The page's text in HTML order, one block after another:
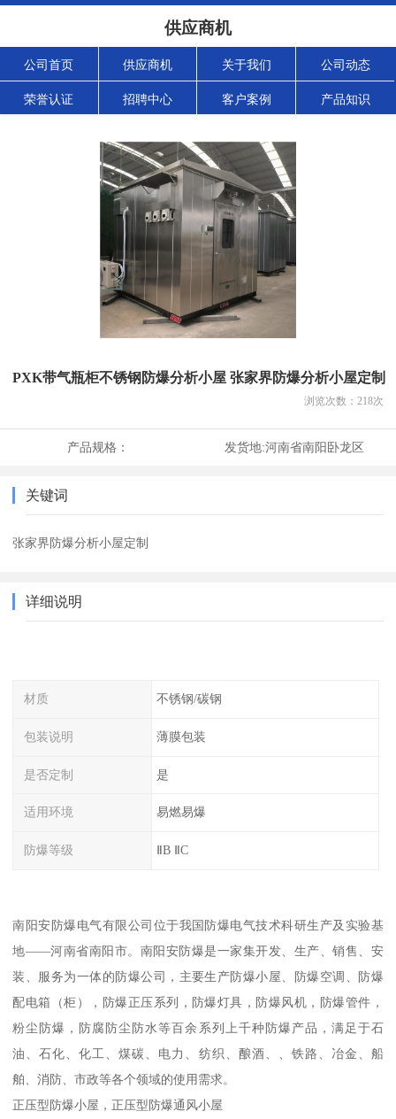
供应商机
公司首页 供应商机 关于我们 公司动态
荣誉认证 招聘中心 客户案例 产品知识
PXK带气瓶柜不锈钢防爆分析小屋 张家界防爆分析小屋定制
浏览次数： 218次
产品规格： 发货地:河南省南阳卧龙区
关键词
张家界防爆分析小屋定制
详细说明
材质 不锈钢/碳钢
包装说明 薄膜包装
是否定制 是
适用环境 易燃易爆
防爆等级 ⅡB ⅡC
南阳安防爆电气有限公司位于我国防爆电气技术科研生产及实验基
地——河南省南阳市。南阳安防爆是一家集开发、生产、销售、安
装、服务为一体的防爆公司，主要生产防爆小屋、防爆空调、防爆
配电箱（柜），防爆正压系列，防爆灯具，防爆风机，防爆管件，
粉尘防爆，防腐防尘防水等百余系列上千种防爆产品，满足于石
油、石化、化工、煤碳、电力、纺织、酿酒、、铁路、冶金、船
舶、消防、市政等各个领域的使用需求。
正压型防爆小屋，正压型防爆通风小屋